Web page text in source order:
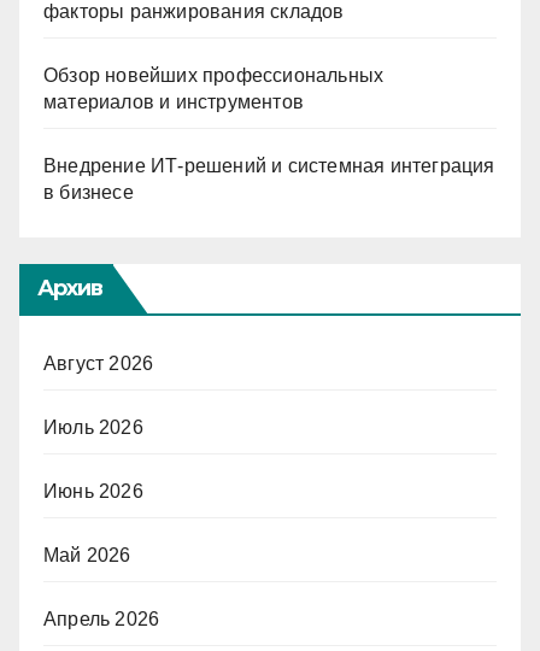
факторы ранжирования складов
Обзор новейших профессиональных
материалов и инструментов
Внедрение ИТ-решений и системная интеграция
в бизнесе
Архив
Август 2026
Июль 2026
Июнь 2026
Май 2026
Апрель 2026